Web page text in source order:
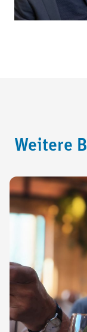
Weitere